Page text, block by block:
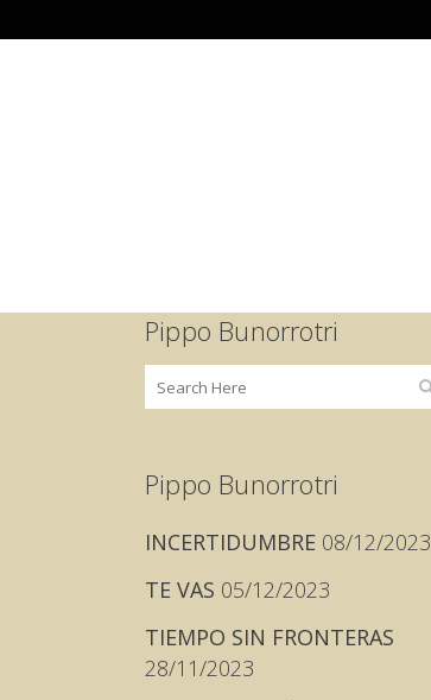
Pippo Bunorrotri
Pippo Bunorrotri
INCERTIDUMBRE 08/12/2023
TE VAS 05/12/2023
TIEMPO SIN FRONTERAS
28/11/2023